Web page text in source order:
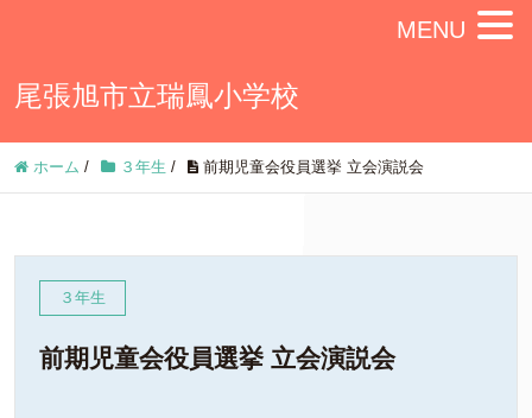
尾張旭市立瑞鳳小学校
ホーム / ３年生 / 前期児童会役員選挙 立会演説会
３年生
前期児童会役員選挙 立会演説会
MENU